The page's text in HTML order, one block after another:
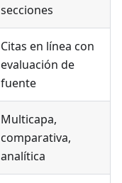
secciones
Citas en línea con
evaluación de
fuente
Multicapa,
comparativa,
analítica